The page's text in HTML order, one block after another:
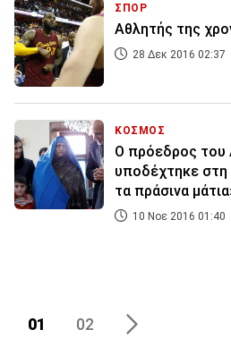
ΣΠΟΡ
Αθλητής της
28 Δεκ 2016 02:37
ΚΟΣΜΟΣ
Ο πρόεδρος του
υποδέχτηκε
τα πράσινα
10 Νοε 2016 01:40
01 02